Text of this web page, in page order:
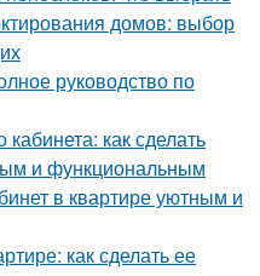
домов: выбор
руководство по
как сделать
и функциональным
в квартире уютным и
как сделать ее